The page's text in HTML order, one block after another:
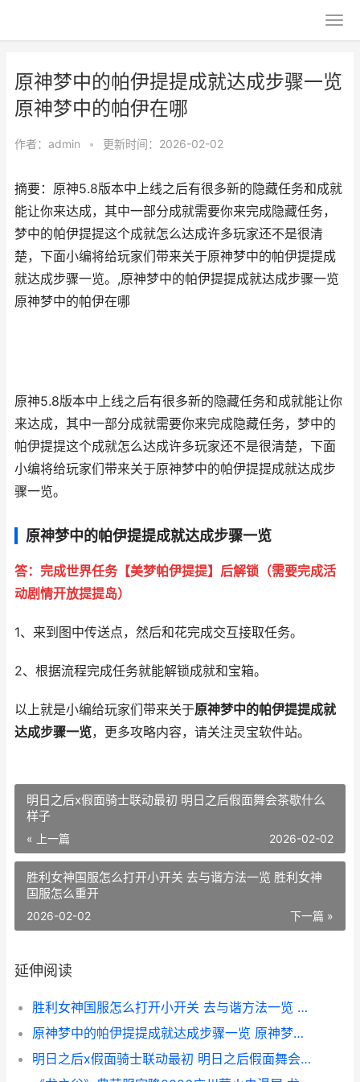
原神梦中的帕伊提提成就达成步骤一览
原神梦中的帕伊在哪
作者： admin • 更新时间：2026-02-02
摘要：原神5.8版本中上线之后有很多新的隐藏任务和成就
能让你来达成，其中一部分成就需要你来完成隐藏任务，
梦中的帕伊提提这个成就怎么达成许多玩家还不是很清
楚，下面小编将给玩家们带来关于原神梦中的帕伊提提成
就达成步骤一览。,原神梦中的帕伊提提成就达成步骤一览
原神梦中的帕伊在哪
原神5.8版本中上线之后有很多新的隐藏任务和成就能让你
来达成，其中一部分成就需要你来完成隐藏任务，梦中的
帕伊提提这个成就怎么达成许多玩家还不是很清楚，下面
小编将给玩家们带来关于原神梦中的帕伊提提成就达成步
骤一览。
原神梦中的帕伊提提成就达成步骤一览
答：完成世界任务【美梦帕伊提提】后解锁（需要完成活
动剧情开放提提岛）
1、来到图中传送点，然后和花完成交互接取任务。
2、根据流程完成任务就能解锁成就和宝箱。
以上就是小编给玩家们带来关于原神梦中的帕伊提提成就
达成步骤一览，更多攻略内容，请关注灵宝软件站。
明日之后x假面骑士联动最初 明日之后假面舞会茶歇什么
样子
« 上一篇 2026-02-02
胜利女神国服怎么打开小开关 去与谐方法一览 胜利女神
国服怎么重开
下一篇 »
2026-02-02
延伸阅读
胜利女神国服怎么打开小开关 去与谐方法一览 胜利女神国服怎么重开
原神梦中的帕伊提提成就达成步骤一览 原神梦中的帕伊在哪
明日之后x假面骑士联动最初 明日之后假面舞会茶歇什么样子